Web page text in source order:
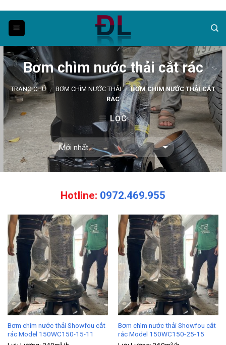
content
Bơm chìm nước thải cắt rác
TRANG CHỦ / BƠM CHÌM NƯỚC THẢI / BƠM CHÌM NƯỚC THẢI CẮT
RÁC
LỌC
Hotline: 0972.469.955
Bơm chìm nước thải Showfou cắt
rác Model 150WC150-15-11
Bơm chìm nước thải Showfou cắt
rác Model 150WC150-25-15